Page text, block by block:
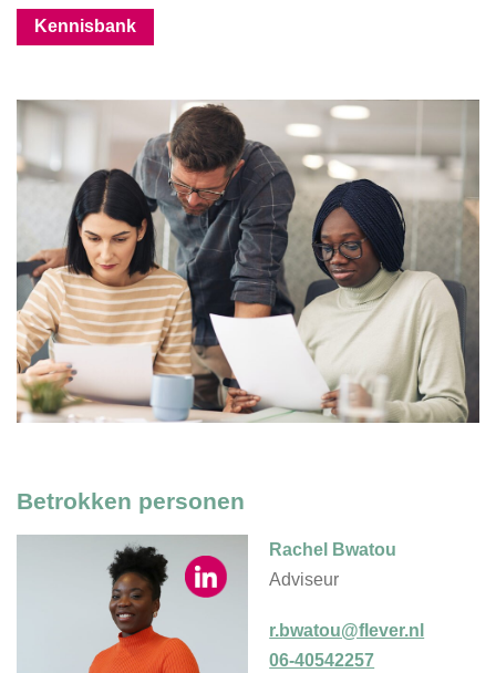
Kennisbank
Betrokken personen
Rachel Bwatou
Adviseur
r.bwatou@flever.nl
06-40542257